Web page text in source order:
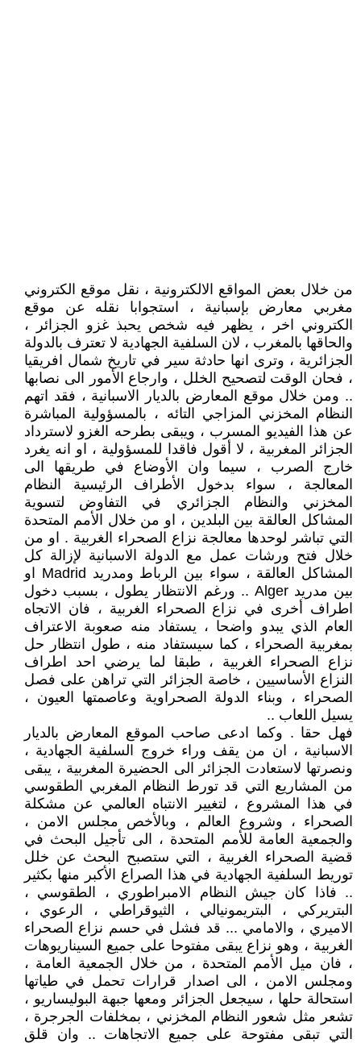
من خلال بعض المواقع الالكترونية ، نقل موقع الكتروني
مغربي معارض بإسبانية ، استجوابا نقله عن موقع
الكتروني اخر ، يظهر فيه شخص يحبذ غزو الجزائر ،
والحاقها بالمغرب ، لان السلفية الجهادية لا تعترف بالدولة
الجزائرية ، وترى انها حادثة سير في تاريخ شمال افريقيا
، فحان الوقت لتصحيح الخلل ، وارجاع الأمور الى نصابها
.. ومن خلال موقع المعارض بالديار الاسبانية ، فقد اتهم
النظام المخزني المزاجي التائه ، بالمسؤولية المباشرة
عن هذا الفيديو المسرب ، ويبقى بطرحه الغزو لاسترداد
الجزائر المغربية ، لا أقول فاقدا للمسؤولية ، او انه يغرد
خارج الصرب ، سيما وان الأوضاع في طريقها الى
المعالجة ، سواء بدخول الأطراف الرئيسية النظام
المخزني والنظام الجزائري في التفاوض لتسوية
المشاكل العالقة بين البلدين ، او من خلال الأمم المتحدة
التي تباشر لوحدها معالجة نزاع الصحراء الغربية . او من
خلال فتح ورشات عمل مع الدولة الاسبانية لإزالة كل
المشاكل العالقة ، سواء بين الرباط ومدريد Madrid او
بين مدريد Alger .. ورغم الانتظار يطول ، بسبب دخول
اطراف أخرى في نزاع الصحراء الغربية ، فان الاتجاه
العام الذي يبدو واضحا ، يستفاد منه صعوبة الاعتراف
بمغربية الصحراء ، كما سيستفاد منه ، طول انتظار حل
نزاع الصحراء الغربية ، طبقا لما يرضي احد اطراف
النزاع الأساسيين ، خاصة الجزائر التي تراهن على فصل
الصحراء ، وبناء الدولة الصحراوية وعاصمتها العيون ،
يسيل اللعاب ..
فهل حقا . وكما ادعى صاحب الموقع المعارض بالديار
الاسبانية ، ان من يقف وراء خروج السلفية الجهادية ،
ونصرتها لاستعادت الجزائر الى الحضيرة المغربية ، يبقى
من المشاريع التي قد تورط النظام المغربي الطقوسي
في هذا المشروع ، لتغيير الانتباه العالمي عن مشكلة
الصحراء ، وشروع العالم ، وبالأخص مجلس الامن ،
والجمعية العامة للأمم المتحدة ، الى تأجيل البحث في
قضية الصحراء الغربية ، التي ستصبح البحث عن خلل
توريط السلفية الجهادية في هذا الصراع الأكبر منها بكثير
.. فاذا كان جيش النظام الامبراطوري ، الطقوسي ،
البتريركي ، البتريمونيالي ، الثيوقراطي ، الرعوي ،
الاميري ، والامامي ... قد فشل في حسم نزاع الصحراء
الغربية ، وهو نزاع يبقى مفتوحا على جميع السيناريوهات
، فان ميل الأمم المتحدة ، من خلال الجمعية العامة ،
ومجلس الامن ، الى اصدار قرارات تحمل في طياتها
استحالة حلها ، سيجعل الجزائر ومعها جبهة البوليساريو ،
تشعر مثل شعور النظام المخزني ، بمخلفات الجرجرة ،
التي تبقى مفتوحة على جميع الاتجاهات .. وان قلق